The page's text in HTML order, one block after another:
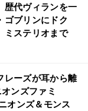
歴代ヴィランを一
ゴブリンにドク
ミステリオまで
レーズが耳から離
ンズファミ
オンズ＆モンス